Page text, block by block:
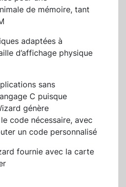
de mémoire, tant
adaptées à
d’affichage physique
sans
C puisque
génère
code nécessaire, avec
un code personnalisé
fournie avec la carte